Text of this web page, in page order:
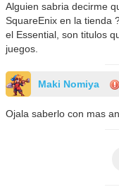
Alguien sabria decirme
SquareEnix en la tienda
el Essential, son titulos
juegos.
Maki Nomiya
Ojala saberlo con mas